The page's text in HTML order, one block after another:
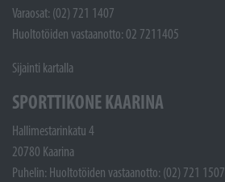
Varaosat: (02) 721 1407
Huoltotöiden vastaanotto: 02 7211405
Sijainti kartalla
SPORTTIKONE KAARINA
Hallimestarinkatu 4
20780 Kaarina
Puhelin: Huoltotöiden vastaanotto: (02) 721 1507